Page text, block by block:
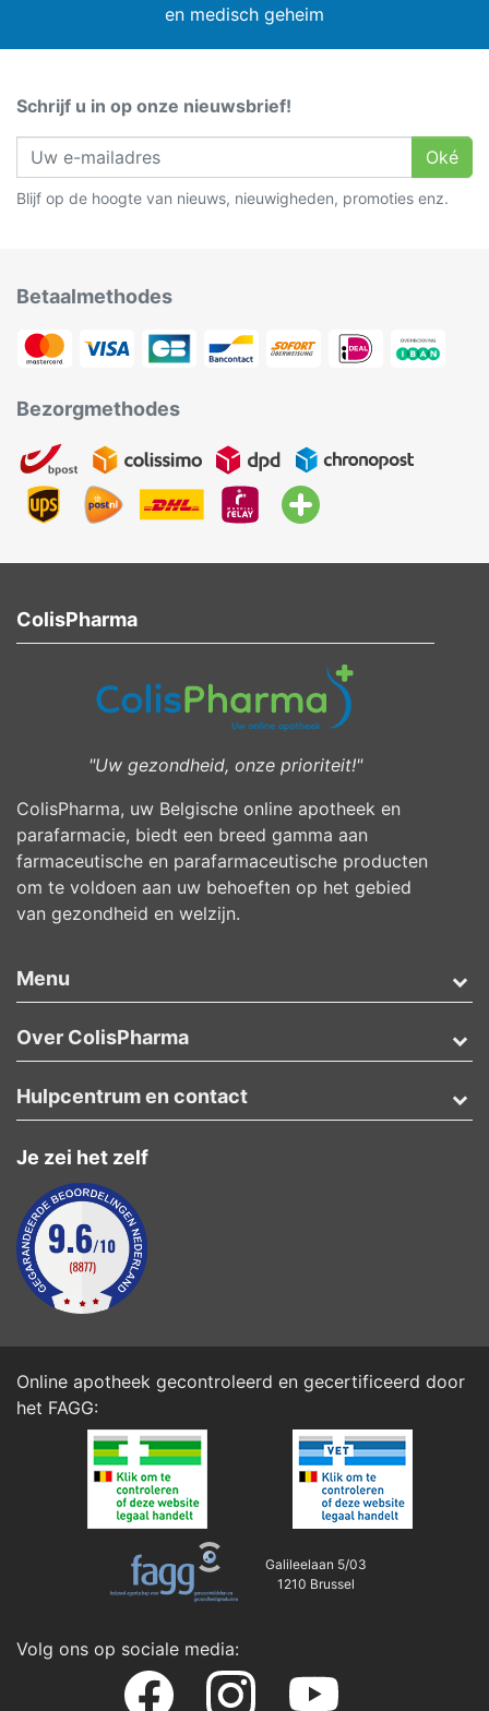
en medisch geheim
Schrijf u in op onze nieuwsbrief!
Oké
Blijf op de hoogte van nieuws, nieuwigheden, promoties enz.
Betaalmethodes
Bezorgmethodes
ColisPharma
"Uw gezondheid, onze prioriteit!"
ColisPharma, uw Belgische online apotheek en
parafarmacie, biedt een breed gamma aan
farmaceutische en parafarmaceutische producten
om te voldoen aan uw behoeften op het gebied
van gezondheid en welzijn.
Menu
Over ColisPharma
Je zei het zelf
Hulpcentrum en contact
Online apotheek gecontroleerd en gecertificeerd door
het FAGG:
Galileelaan 5/03
1210 Brussel
Volg ons op sociale media: